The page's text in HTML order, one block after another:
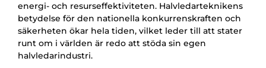
energi- och resurseffektiviteten. Halvledarteknikens
betydelse för den nationella konkurrenskraften och
säkerheten ökar hela tiden, vilket leder till att stater
runt om i världen är redo att stöda sin egen
halvledarindustri.